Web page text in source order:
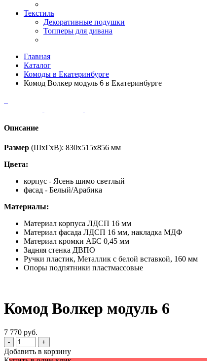
Текстиль
Декоративные подушки
Топперы для дивана
Главная
Каталог
Комоды в Екатеринбурге
Комод Волкер модуль 6 в Екатеринбурге
Описание
Размер (ШхГхВ): 830х515х856 мм
Цвета:
корпус - Ясень шимо светлый
фасад - Белый/Арабика
Материалы:
Материал корпуса ЛДСП 16 мм
Материал фасада ЛДСП 16 мм, накладка МДФ
Материал кромки АБС 0,45 мм
Задняя стенка ДВПО
Ручки пластик, Металлик с белой вставкой, 160 мм
Опоры подпятники пластмассовые
Комод Волкер модуль 6
7 770 руб.
- +
Добавить в корзину